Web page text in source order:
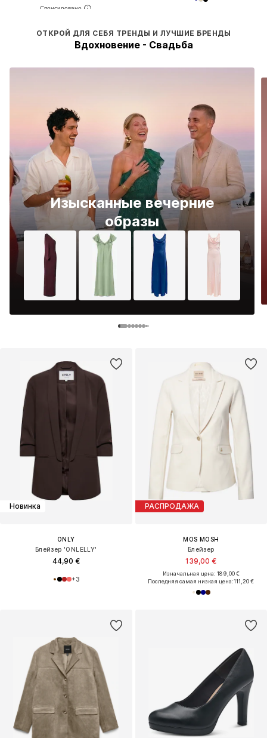
Новинка
ONLY
Блейзер 'ONLELLY'
44,90 €
+3
ОТКРОЙ ДЛЯ СЕБЯ ТРЕНДЫ И ЛУЧШИЕ БРЕНДЫ
Вдохновение - Свадьба
Изысканные вечерние
образы
РАСПРОДАЖА
MOS MOSH
Блейзер
139,00 €
Изначальная цена: 189,00 €
Последняя самая низкая цена:111,20 €